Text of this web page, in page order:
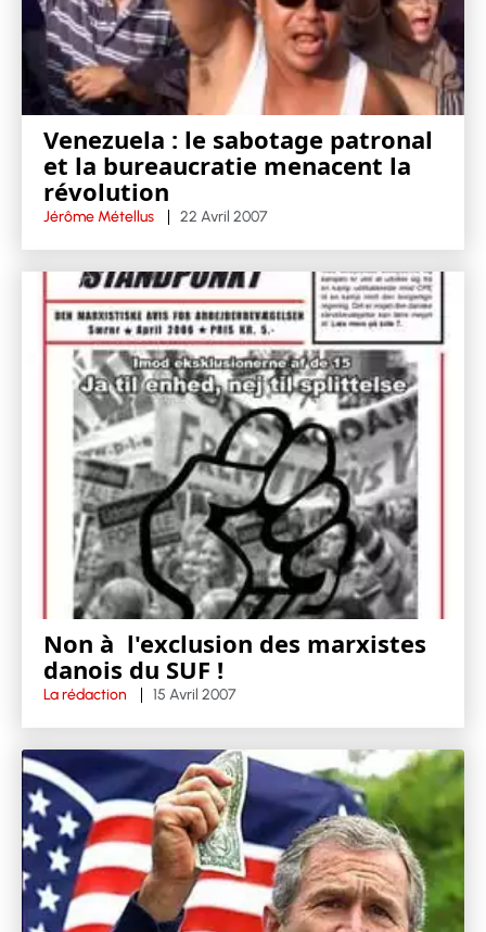
Venezuela : le sabotage patronal
et la bureaucratie menacent la
révolution
Jérôme Métellus 22 Avril 2007
Non à l'exclusion des marxistes
danois du SUF !
La rédaction 15 Avril 2007